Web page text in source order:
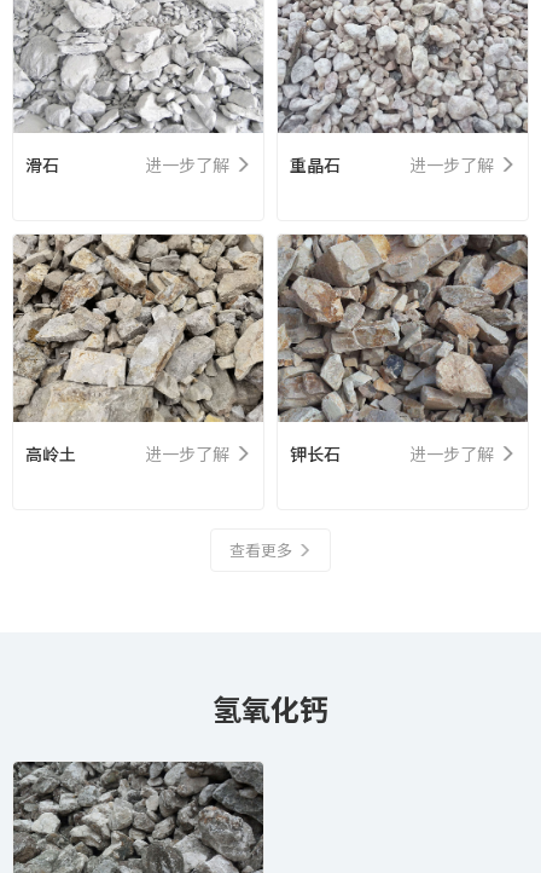
滑石 进一步了解 重晶石 进一步了解
高岭土 进一步了解 钾长石 进一步了解
查看更多
氢氧化钙